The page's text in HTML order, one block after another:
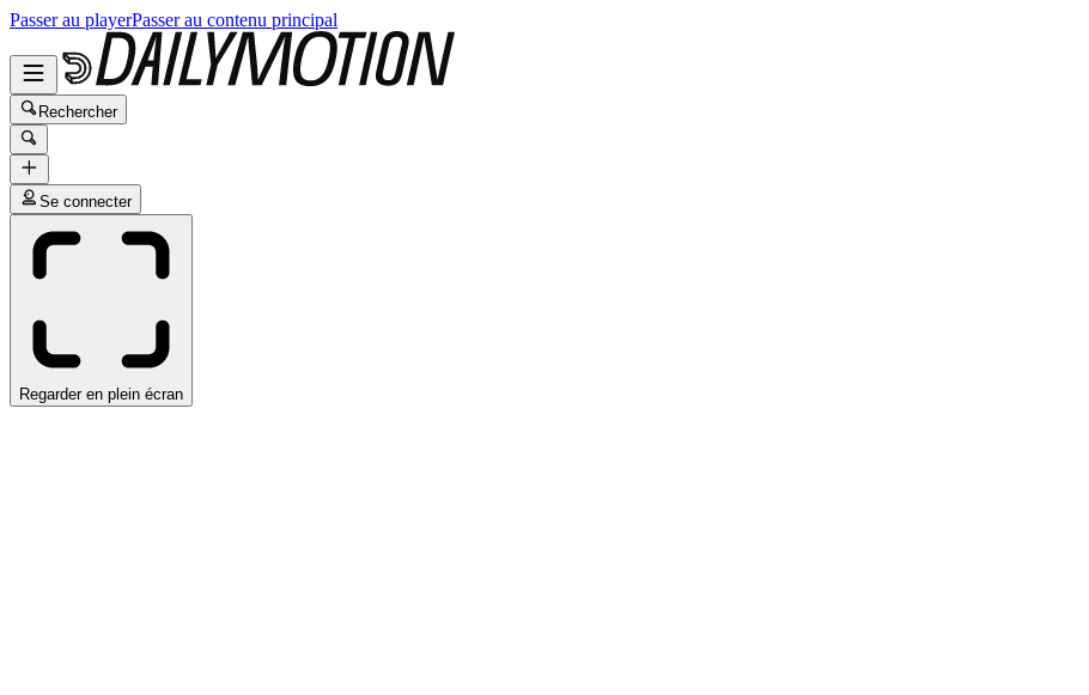
Passer au playerPasser au contenu principal
Rechercher
Se connecter
Regarder en plein écran